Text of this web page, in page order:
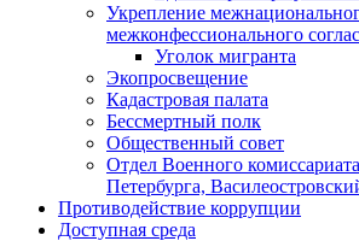
Укрепление
межконфессионального
Уголок мигранта
Экопросвещение
Кадастровая палата
Бессмертный полк
Общественный совет
Отдел Военного
Петербурга,
Противодействие коррупции
Доступная среда